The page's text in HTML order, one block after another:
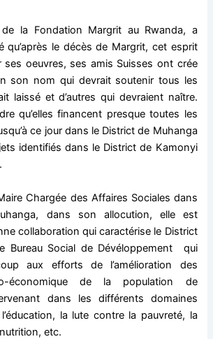
de la Fondation Margrit au Rwanda, a
qu’après le décès de Margrit, cet esprit
ses oeuvres, ses amis Suisses ont crée
son nom qui devrait soutenir tous les
laissé et d’autres qui devraient naître.
qu’elles financent presque toutes les
ce jour dans le District de Muhanga
identifiés dans le District de Kamonyi
Chargée des Affaires Sociales dans
dans son allocution, elle est
collaboration qui caractérise le District
Bureau Social de Dévéloppement qui
aux efforts de l’amélioration des
économique de la population de
dans les différents domaines
la lute contre la pauvreté, la
etc.